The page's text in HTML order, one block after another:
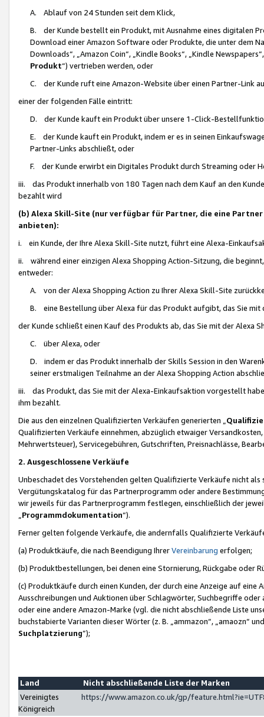
A. Ablauf von 24 Stunden seit dem Klick,
B. der Kunde bestellt ein Produkt, mit Ausnahme eines digitalen
Download einer Amazon Software oder Produkte, die unter dem
Downloads“, „Amazon Coin“, „Kindle Books“, „Kindle
Produkt“) vertrieben werden, oder
C. der Kunde ruft eine Amazon-Website über einen Partner-Link
einer der folgenden Fälle eintritt:
D. der Kunde kauft ein Produkt über unsere 1-Click-
E. der Kunde kauft ein Produkt, indem er es in seinen
Partner-Links abschließt, oder
F. der Kunde erwirbt ein Digitales Produkt durch Streaming oder
iii. das Produkt innerhalb von 180 Tagen nach dem Kauf an den
bezahlt wird
(b) Alexa Skill-Site (nur verfügbar für Partner, die eine
anbieten):
i. ein Kunde, der Ihre Alexa Skill-Site nutzt, führt eine Alexa-
ii. während einer einzigen Alexa Shopping Action-Sitzung, die
entweder:
A. von der Alexa Shopping Action zu Ihrer Alexa Skill-Site
B. eine Bestellung über Alexa für das Produkt aufgibt, das Sie mit
der Kunde schließt einen Kauf des Produkts ab, das Sie mit der Alexa
C. über Alexa, oder
D. indem er das Produkt innerhalb der Skills Session in den
seiner erstmaligen Teilnahme an der Alexa Shopping Action
iii. das Produkt, das Sie mit der Alexa-Einkaufsaktion vorgestellt
ihm bezahlt.
Die aus den einzelnen Qualifizierten Verkäufen generierten „
Qualifizierten Verkäufe einnehmen, abzüglich etwaiger
Mehrwertsteuer), Servicegebühren, Gutschriften, Preisnachlässe,
2. Ausgeschlossene Verkäufe
Unbeschadet des Vorstehenden gelten Qualifizierte Verkäufe nicht
Vergütungskatalog für das Partnerprogramm oder andere
wir jeweils für das Partnerprogramm festlegen, einschließlich der
Programmdokumentation“).
Ferner gelten folgende Verkäufe, die andernfalls Qualifizierte
(a) Produktkäufe, die nach Beendigung IhrerVereinbarung erfolgen;
(b) Produktbestellungen, bei denen eine Stornierung, Rückgabe oder
(c) Produktkäufe durch einen Kunden, der durch eine Anzeige auf
Ausschreibungen und Auktionen über Schlagwörter, Suchbegriffe
oder eine andere Amazon-Marke (vgl. die nicht abschließende Liste
buchstabierte Varianten dieser Wörter (z. B. „ammazon“, „amaozn“
Suchplatzierung”);
Land
Nicht abschließende Liste der Marken
Vereinigtes
Königreich
https://www.amazon.co.uk/gp/